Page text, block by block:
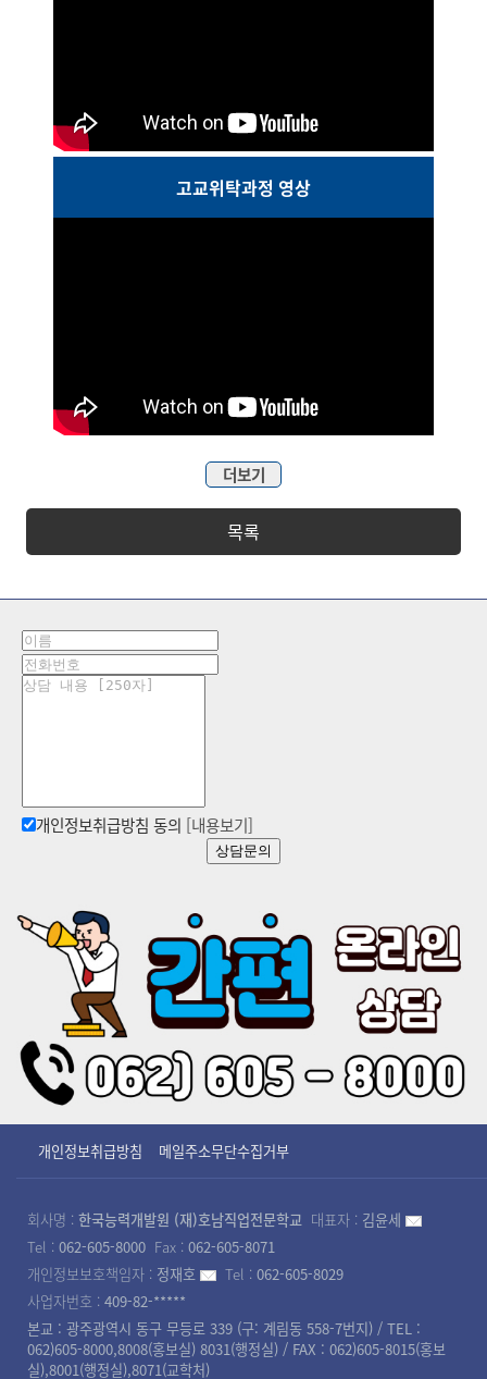
고교위탁과정 영상
더보기
목록
개인정보취급방침 동의 [내용보기]
상담문의
개인정보취급방침 메일주소무단수집거부
회사명 : 한국능력개발원 (재)호남직업전문학교 대표자 : 김윤세
Tel : 062-605-8000 Fax : 062-605-8071
개인정보보호책임자 : 정재호 Tel : 062-605-8029
사업자번호 : 409-82-*****
본교 : 광주광역시 동구 무등로 339 (구: 계림동 558-7번지) / TEL :
062)605-8000,8008(홍보실) 8031(행정실) / FAX : 062)605-8015(홍보
실),8001(행정실),8071(교학처)